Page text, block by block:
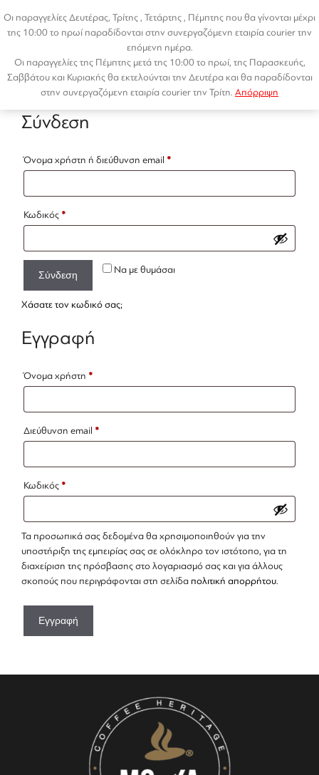
Οι παραγγελίες Δευτέρας, Τρίτης , Τετάρτης , Πέμπτης που θα γίνονται μέχρι
της 10:00 το πρωί παραδίδονται στην συνεργαζόμενη εταιρία courier την
επόμενη ημέρα.
Οι παραγγελίες της Πέμπτης μετά της 10:00 το πρωί, της Παρασκευής,
Σαββάτου και Κυριακής θα εκτελούνται την Δευτέρα και θα παραδίδονται
στην συνεργαζόμενη εταιρία courier την Τρίτη. Απόρριψη
σε
περιεχόμενο
Menu
Διευθύνσεις
Σύνδεση
Όνομα χρήστη ή διεύθυνση email *Απαιτείται
Κωδικός *Απαιτείται
Να με θυμάσαι
Σύνδεση
Χάσατε τον κωδικό σας;
Εγγραφή
Όνομα χρήστη *Απαιτείται
Διεύθυνση email *Απαιτείται
Κωδικός *Απαιτείται
Τα προσωπικά σας δεδομένα θα χρησιμοποιηθούν για την
υποστήριξη της εμπειρίας σας σε ολόκληρο τον ιστότοπο, για τη
διαχείριση της πρόσβασης στο λογαριασμό σας και για άλλους
σκοπούς που περιγράφονται στη σελίδα πολιτική απορρήτου.
Εγγραφή